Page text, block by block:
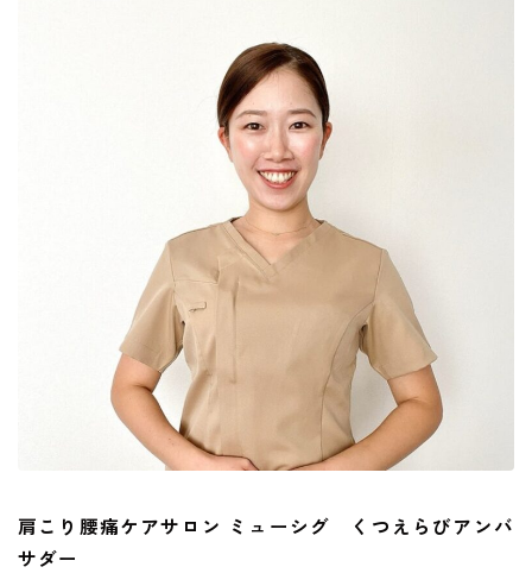
肩こり腰痛ケアサロン ミューシグ くつえらびアンバ
サダー